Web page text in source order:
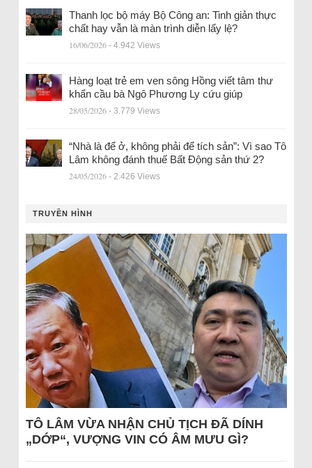
Thanh lọc bộ máy Bộ Công an: Tinh giản thực
chất hay vẫn là màn trình diễn lấy lệ?
16/06/2026 - 4.942 Views
Hàng loạt trẻ em ven sông Hồng viết tâm thư
khẩn cầu bà Ngô Phương Ly cứu giúp
28/05/2026 - 3.779 Views
“Nhà là để ở, không phải để tích sản”: Vì sao Tô
Lâm không đánh thuế Bất Động sản thứ 2?
24/05/2026 - 2.426 Views
TRUYỀN HÌNH
TÔ LÂM VỪA NHẬN CHỦ TỊCH ĐÃ DÍNH
„DỚP“, VƯỢNG VIN CÓ ÂM MƯU GÌ?